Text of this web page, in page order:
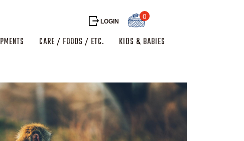
LOGIN
0
CARE / FOODS / ETC. KIDS & BABIES